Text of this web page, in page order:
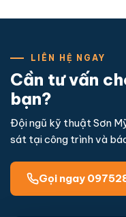
LIÊN HỆ NGAY
Cần tư vấn
bạn?
Đội ngũ kỹ thuật Sơn
sát tại công trình và
Gọi ngay